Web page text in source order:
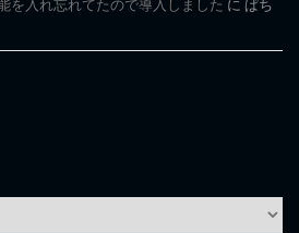
を入れ忘れてたので導入しました に ぱち